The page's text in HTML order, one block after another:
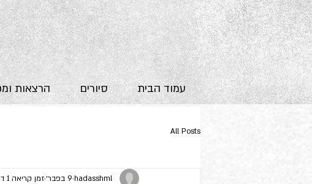
עמוד הבית סיורים הרצאות
All Posts
hadasshml 9 בפבר׳ זמן קריאה 1 דקות